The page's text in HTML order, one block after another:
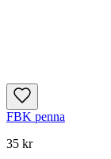
FBK penna
35 kr